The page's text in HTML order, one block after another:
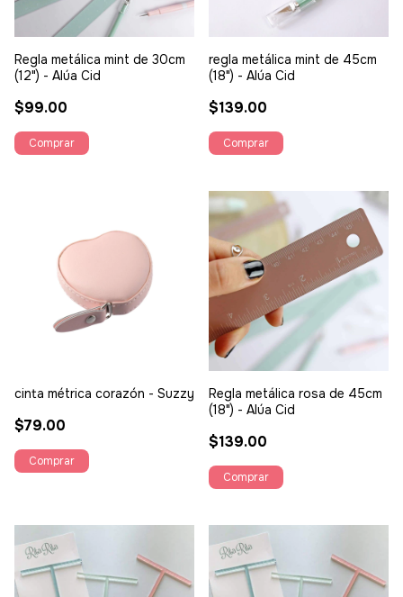
Regla metálica mint de 30cm
(12") - Alúa Cid
$99.00
regla metálica mint de 45cm
(18") - Alúa Cid
$139.00
cinta métrica corazón - Suzzy
$79.00
Regla metálica rosa de 45cm
(18") - Alúa Cid
$139.00